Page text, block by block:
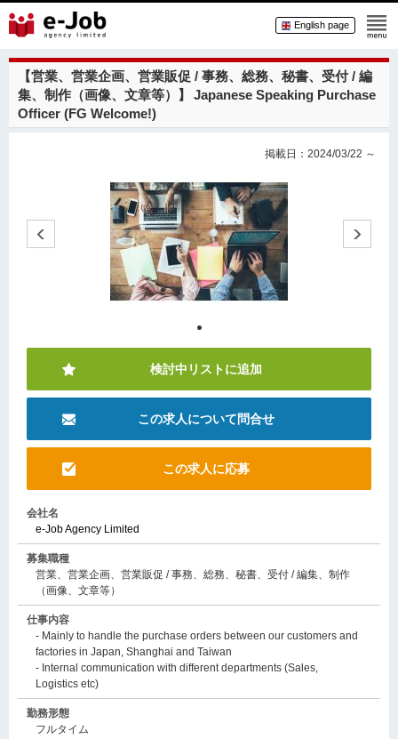
English page
【営業、営業企画、営業販促 / 事務、総務、秘書、受付 / 編
集、制作（画像、文章等）】
Japanese Speaking Purchase
Officer (FG Welcome!)
掲載日：2024/03/22 ～
検討中リストに追加
この求人について問合せ
この求人に応募
会社名
e-Job Agency Limited
募集職種
営業、営業企画、営業販促 / 事務、総務、秘書、受付 / 編集、制作
（画像、文章等）
仕事内容
- Mainly to handle the purchase orders between our customers and
factories in Japan, Shanghai and Taiwan
- Internal communication with different departments (Sales,
Logistics etc)
勤務形態
フルタイム